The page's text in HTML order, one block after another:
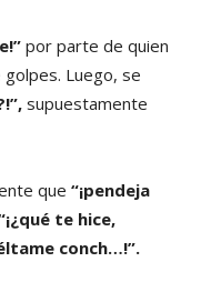
por parte de quien
Luego, se
supuestamente
que “¡pendeja
te hice,
conch…!”.